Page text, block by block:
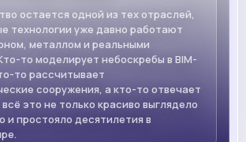
остается одной из тех отраслей,
технологии уже давно работают
металлом и реальными
то моделирует небоскребы в BIM-
то рассчитывает
сооружения, а кто-то отвечает
это не только красиво выглядело
и простояло десятилетия в